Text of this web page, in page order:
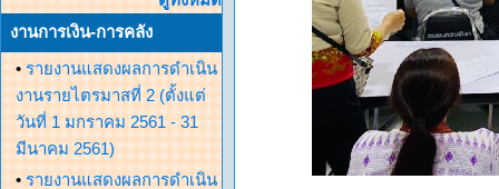
งานการเงิน-การคลัง
• รายงานแสดงผลการดำเนิน
งานรายไตรมาสที่ 2 (ตั้งแต่
วันที่ 1 มกราคม 2561 - 31
มีนาคม 2561)
• รายงานแสดงผลการดำเนิน